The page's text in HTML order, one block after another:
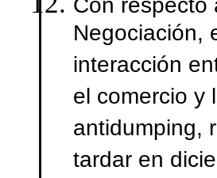
Negociación,
interacción
el comercio y
antidumping,
tardar en